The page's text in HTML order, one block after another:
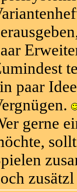
paar
gerne
zusätzl